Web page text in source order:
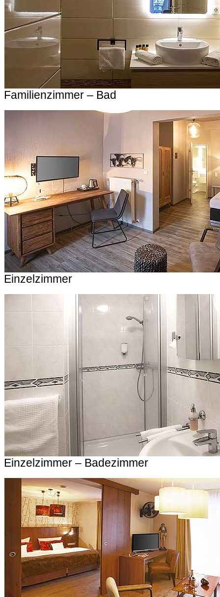
Familienzimmer – Bad
Einzelzimmer
Einzelzimmer – Badezimmer